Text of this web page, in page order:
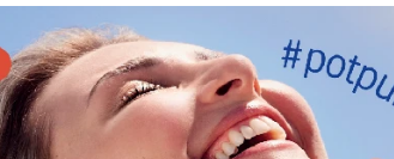
VIKEND FERMARKET